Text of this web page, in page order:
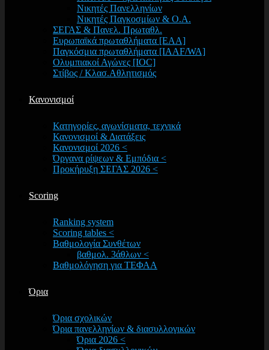
Νικητές Πανελληνίων
Νικητές Παγκοσμίων & Ο.Α.
ΣΕΓΑΣ & Πανελ. Πρωταθλ.
Ευρωπαϊκά πρωταθλήματα [EAA]
Παγκόσμια πρωταθλήματα [IAAF/WA]
Ολυμπιακοί Αγώνες [IOC]
Στίβος / Κλασ.Αθλητισμός
Κανονισμοί
Κατηγορίες, αγωνίσματα, τεχνικά
Κανονισμοί & Διατάξεις
Κανονισμοί 2026 <
Όργανα ρίψεων & Εμπόδια <
Προκήρυξη ΣΕΓΑΣ 2026 <
Scoring
Ranking system
Scoring tables <
Βαθμολογία Συνθέτων
βαθμολ. 3άθλων <
Βαθμολόγηση για ΤΕΦΑΑ
Όρια
Όρια σχολικών
Όρια πανελληνίων & διασυλλογικών
Όρια 2026 <